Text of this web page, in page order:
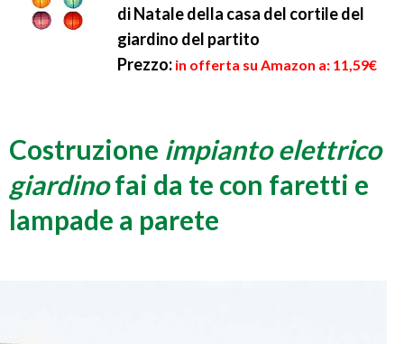
di Natale della casa del cortile del
giardino del partito
Prezzo: in offerta su Amazon a: 11,59€
Costruzione impianto elettrico
giardinofai da te con faretti e
lampade a parete